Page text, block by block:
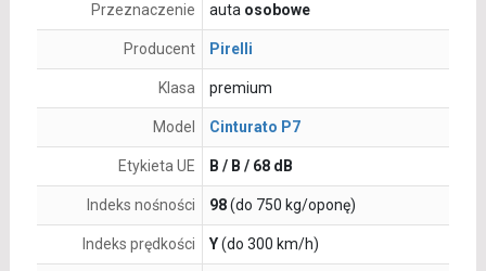
Przeznaczenie auta osobowe
Producent Pirelli
Klasa premium
Model Cinturato P7
Etykieta UE B / B / 68 dB
Indeks nośności 98(do 750 kg/oponę)
Indeks prędkości Y(do 300 km/h)